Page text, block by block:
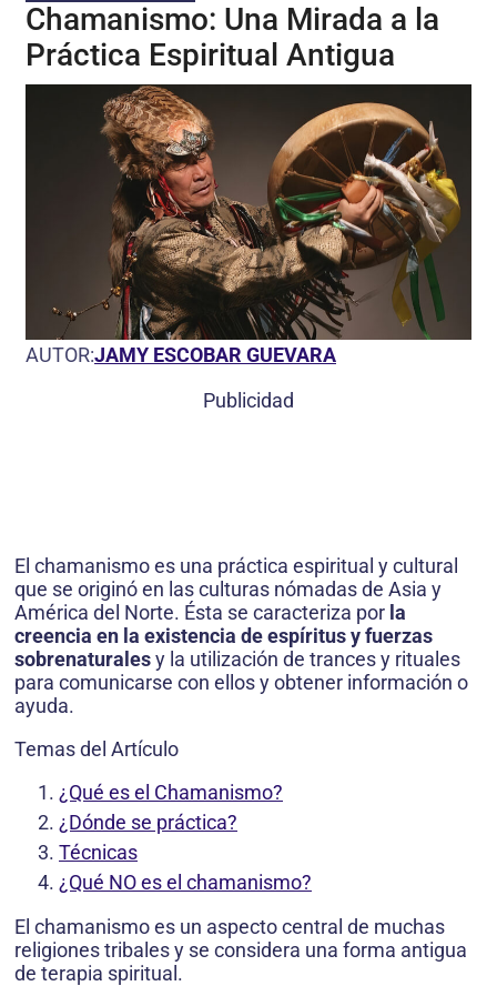
Chamanismo: Una Mirada a la
Práctica Espiritual Antigua
AUTOR:JAMY ESCOBAR GUEVARA
Publicidad
El chamanismo es una práctica espiritual y cultural
que se originó en las culturas nómadas de Asia y
América del Norte. Ésta se caracteriza por la
creencia en la existencia de espíritus y fuerzas
sobrenaturalesy la utilización de trances y rituales
para comunicarse con ellos y obtener información o
ayuda.
Temas del Artículo
¿Qué es el Chamanismo?
¿Dónde se práctica?
Técnicas
¿Qué NO es el chamanismo?
El chamanismo es un aspecto central de muchas
religiones tribales y se considera una forma antigua
de terapia spiritual.